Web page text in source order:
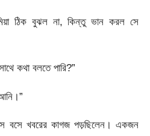
ঠিক বুঝল না, কিন্তু ভান করল সে
কথা বলতে পারি?”
বসে বসে খবরের কাগজ পড়ছিলেন। একজন